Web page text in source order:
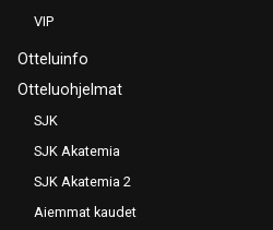
VIP
Otteluinfo
Otteluohjelmat
SJK
SJK Akatemia
SJK Akatemia 2
Aiemmat kaudet